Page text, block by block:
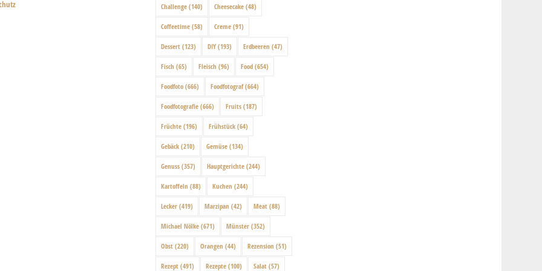
Challenge (140) Cheesecake (48)
Coffeetime (58) Creme (91)
Dessert (123) DIY (193) Erdbeeren (47)
Fisch (65) Fleisch (96) Food (654)
Foodfoto (666) Foodfotograf(664)
Foodfotografie (666) Fruits (187)
Früchte (196) Frühstück (64)
Gebäck (210) Gemüse (134)
Genuss (357) Hauptgerichte (244)
Kartoffeln (88) Kuchen (244)
Lecker (419) Marzipan (42) Meat (88)
Michael Nölke (671) Münster (352)
Obst (220) Orangen (44) Rezension (51)
Rezept (491) Rezepte (100) Salat (57)